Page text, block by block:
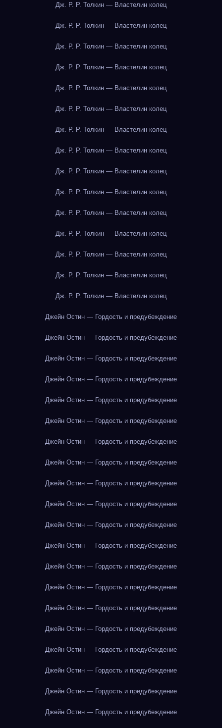
Дж. Р. Р. Толкин — Властелин колец
Дж. Р. Р. Толкин — Властелин колец
Дж. Р. Р. Толкин — Властелин колец
Дж. Р. Р. Толкин — Властелин колец
Дж. Р. Р. Толкин — Властелин колец
Дж. Р. Р. Толкин — Властелин колец
Дж. Р. Р. Толкин — Властелин колец
Дж. Р. Р. Толкин — Властелин колец
Дж. Р. Р. Толкин — Властелин колец
Дж. Р. Р. Толкин — Властелин колец
Дж. Р. Р. Толкин — Властелин колец
Дж. Р. Р. Толкин — Властелин колец
Дж. Р. Р. Толкин — Властелин колец
Дж. Р. Р. Толкин — Властелин колец
Дж. Р. Р. Толкин — Властелин колец
Джейн Остин — Гордость и предубеждение
Джейн Остин — Гордость и предубеждение
Джейн Остин — Гордость и предубеждение
Джейн Остин — Гордость и предубеждение
Джейн Остин — Гордость и предубеждение
Джейн Остин — Гордость и предубеждение
Джейн Остин — Гордость и предубеждение
Джейн Остин — Гордость и предубеждение
Джейн Остин — Гордость и предубеждение
Джейн Остин — Гордость и предубеждение
Джейн Остин — Гордость и предубеждение
Джейн Остин — Гордость и предубеждение
Джейн Остин — Гордость и предубеждение
Джейн Остин — Гордость и предубеждение
Джейн Остин — Гордость и предубеждение
Джейн Остин — Гордость и предубеждение
Джейн Остин — Гордость и предубеждение
Джейн Остин — Гордость и предубеждение
Джейн Остин — Гордость и предубеждение
Джейн Остин — Гордость и предубеждение